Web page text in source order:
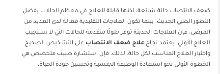
ضعف الانتصاب حالة شائعة، لكنها قابلة للعلاج في معظم الحالات بفضل
التطور الطبي الحديث. بينما تكون العلاجات التقليدية فعالة لدى العديد من
المرضى، فإن العلاجات الحديثة توفر حلولًا متقدمة للحالات التي لا تستجيب
للعلاج الأولي. يعتمد نجاح علاج ضعف الانتصاب على التشخيص الصحيح
واختيار العلاج المناسب لكل حالة. لذلك، فإن استشارة طبيب متخصص هي
الخطوة الأولى نحو استعادة الوظيفة الجنسية وتحسين جودة الحياة.